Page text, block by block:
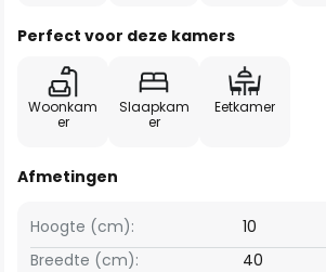
Perfect voor deze kamers
Woonkam
er
Slaapkam
er
Eetkamer
Afmetingen
Breedte (cm): 40
Hoogte (cm): 10